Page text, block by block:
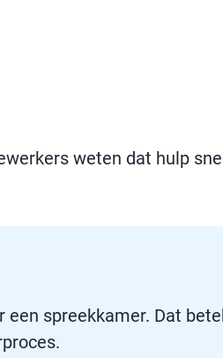
weten dat hulp
spreekkamer. Dat